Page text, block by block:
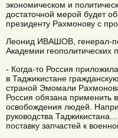
экономическом и
достаточной мерой будет
президенту Рахмонову с
Леонид ИВАШОВ, генерал-
Академии геополитических
- Когда-то Россия
в Таджикистане
страной Эмомали
Россия обязана применить
освобождения людей.
руководства
поставку запчастей к